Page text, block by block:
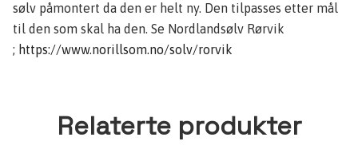
sølv påmontert da den er helt ny. Den tilpasses etter mål
til den som skal ha den. Se Nordlandsølv Rørvik
; https://www.norillsom.no/solv/rorvik
Relaterte produkter